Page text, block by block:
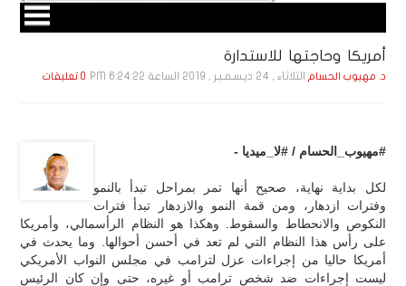
أمريكا وحاجتها للاستدارة
د. مهيوب الحسام الثلاثاء , 24 ديـسـمـبـر , 2019 الساعة 6:24:22 PM 0 تعليقات
#مهيوب_الحسام / #لا_ميديا -
لكل بداية نهاية، صحيح أنها تمر بمراحل تبدأ بالنمو
وفترات ازدهار، ومن قمة النمو والازدهار تبدأ فترات
النكوص والانحطاط والسقوط. وهكذا هو النظام الرأسمالي، وأمريكا
على رأس هذا النظام التي لم تعد في أحسن أحوالها. وما يحدث في
أمريكا حاليا من إجراءات عزل لترامب في مجلس النواب الأمريكي
ليست إجراءات ضد شخص ترامب أو غيره، حتى وإن كان الرئيس